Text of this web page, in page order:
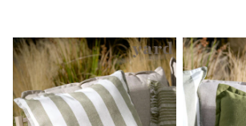
Lunchbags
Drink Bottles
Stationery
Jumpers
Polo Shirts